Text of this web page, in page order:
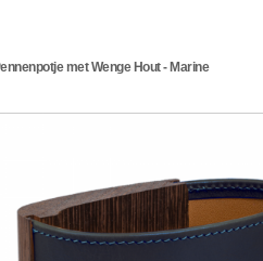
met Wenge Hout - Marine